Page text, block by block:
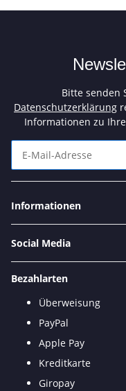
Bitte senden
Datenschutzerklärung
Informationen zu
Informationen
Social Media
Bezahlarten
Überweisung
PayPal
Apple Pay
Kreditkarte
Giropay